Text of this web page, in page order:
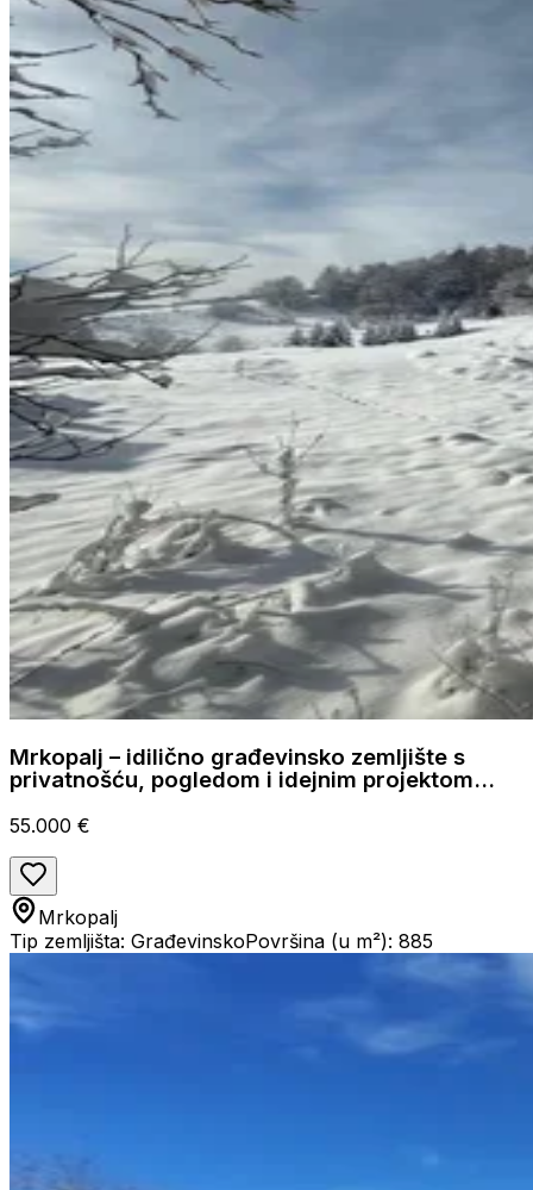
Mrkopalj – idilično građevinsko zemljište s
privatnošću, pogledom i idejnim projektom
55.000 €
Mrkopalj
Tip zemljišta: GrađevinskoPovršina (u m²): 885